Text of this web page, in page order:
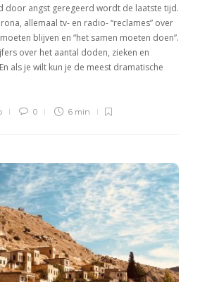
door angst geregeerd wordt de laatste tijd.
allemaal tv- en radio- “reclames” over
blijven en “het samen moeten doen”.
over het aantal doden, zieken en
als je wilt kun je de meest dramatische
0 6 min